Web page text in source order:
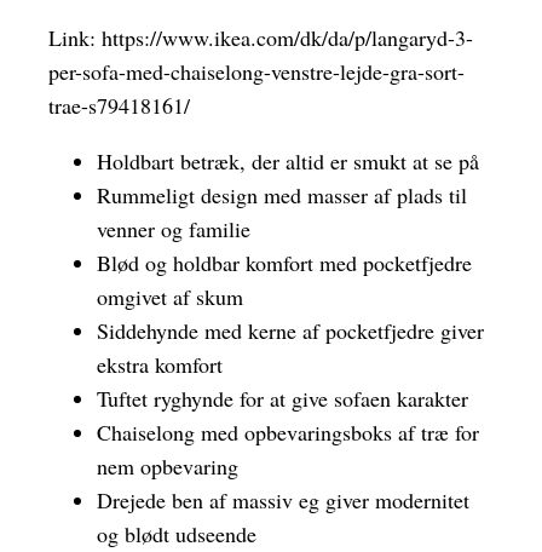
Link: https://www.ikea.com/dk/da/p/langaryd-3-
per-sofa-med-chaiselong-venstre-lejde-gra-sort-
trae-s79418161/
Holdbart betræk, der altid er smukt at se på
Rummeligt design med masser af plads til
venner og familie
Blød og holdbar komfort med pocketfjedre
omgivet af skum
Siddehynde med kerne af pocketfjedre giver
ekstra komfort
Tuftet ryghynde for at give sofaen karakter
Chaiselong med opbevaringsboks af træ for
nem opbevaring
Drejede ben af massiv eg giver modernitet
og blødt udseende